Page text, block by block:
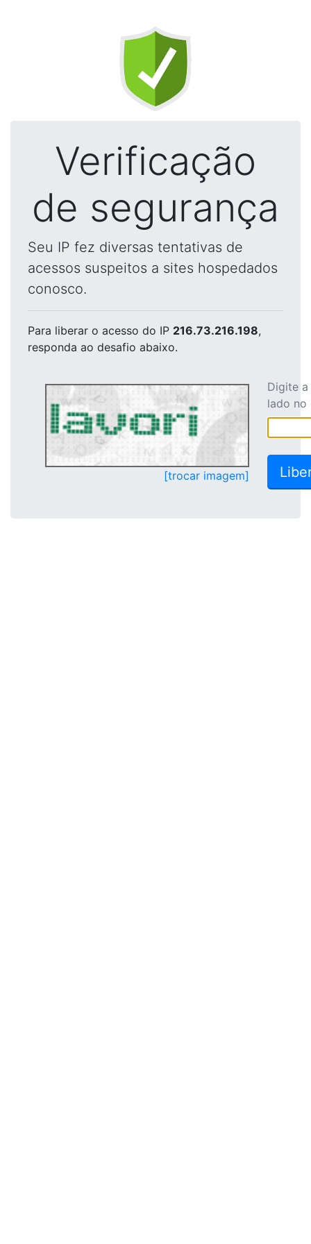
Verificação
de segurança
Seu IP fez diversas tentativas de
acessos suspeitos a sites hospedados
conosco.
Para liberar o acesso do IP 216.73.216.198,
responda ao desafio abaixo.
[trocar imagem]
Digite
lado no